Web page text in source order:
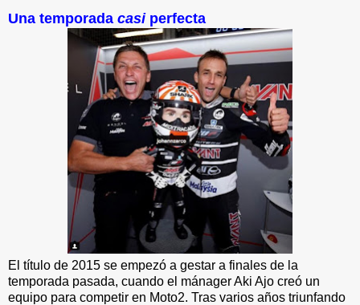
Una temporada casiperfecta
El título de 2015 se empezó a gestar a finales de la
temporada pasada, cuando el mánager Aki Ajo creó un
equipo para competir en Moto2. Tras varios años triunfando